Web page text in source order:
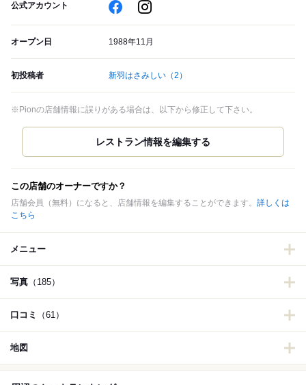
公式アカウント
オープン日 1988年11月
初投稿者 新羽はさみしい （2）
※Pionの店舗情報に誤りがある場合は、以下から修正して下さい。
この店舗のオーナーですか？
店舗会員（無料）になると、店舗情報を編集することができます。 詳しくは
こちら
メニュー
写真 （185）
口コミ （61）
地図